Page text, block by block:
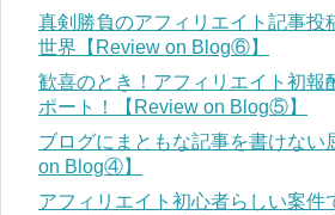
真剣勝負のアフィリエイト記事投
世界【Review on Blog⑥】
歓喜のとき！アフィリエイト初報
ポート！【Review on Blog⑤】
ブログにまともな記事を書けない
on Blog④】
アフィリエイト初心者らしい案件